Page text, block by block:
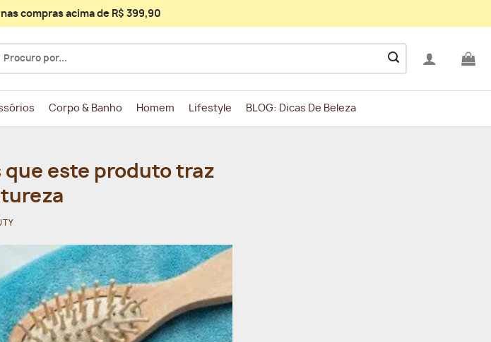
compras acima de R$ 399,90
Corpo & Banho Homem Lifestyle BLOG: Dicas De Beleza
que este produto traz